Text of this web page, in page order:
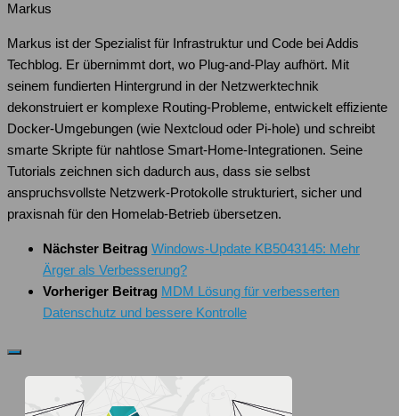
Markus
Markus ist der Spezialist für Infrastruktur und Code bei Addis
Techblog. Er übernimmt dort, wo Plug-and-Play aufhört. Mit
seinem fundierten Hintergrund in der Netzwerktechnik
dekonstruiert er komplexe Routing-Probleme, entwickelt effiziente
Docker-Umgebungen (wie Nextcloud oder Pi-hole) und schreibt
smarte Skripte für nahtlose Smart-Home-Integrationen. Seine
Tutorials zeichnen sich dadurch aus, dass sie selbst
anspruchsvollste Netzwerk-Protokolle strukturiert, sicher und
praxisnah für den Homelab-Betrieb übersetzen.
Nächster Beitrag Windows-Update KB5043145: Mehr
Ärger als Verbesserung?
Vorheriger Beitrag MDM Lösung für verbesserten
Datenschutz und bessere Kontrolle